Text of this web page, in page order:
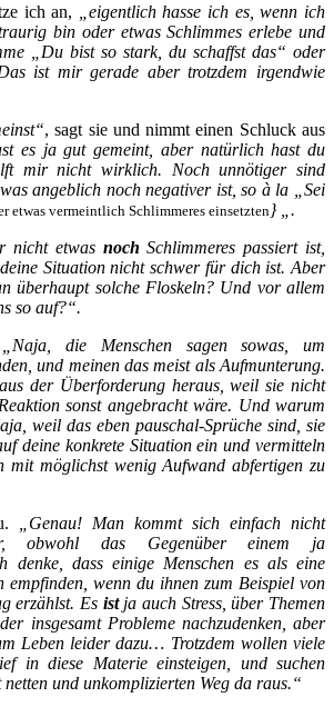
ich an,
„eigentlich hasse ich es, wenn ich
bin oder etwas Schlimmes erlebe und
„Du bist so stark, du schaffst das“ oder
ist mir gerade aber trotzdem irgendwie
, sagt sie und nimmt einen Schluck aus
es ja gut gemeint, aber natürlich hast du
mir nicht wirklich. Noch unnötiger sind
angeblich noch negativer ist, so à la „Sei
etwas vermeintlich Schlimmeres einsetzten } „.
nicht etwas noch Schlimmeres passiert ist,
Situation nicht schwer für dich ist. Aber
überhaupt solche Floskeln? Und vor allem
so auf?“.
„Naja, die Menschen sagen sowas, um
und meinen das meist als Aufmunterung.
der Überforderung heraus, weil sie nicht
sonst angebracht wäre. Und warum
weil das eben pauschal-Sprüche sind, sie
deine konkrete Situation ein und vermitteln
mit möglichst wenig Aufwand abfertigen zu
„Genau! Man kommt sich einfach nicht
obwohl das Gegenüber einem ja
denke, dass einige Menschen es als eine
empfinden, wenn du ihnen zum Beispiel von
erzählst. Es istja auch Stress, über Themen
insgesamt Probleme nachzudenken, aber
Leben leider dazu… Trotzdem wollen viele
in diese Materie einsteigen, und suchen
und unkomplizierten Weg da raus.“